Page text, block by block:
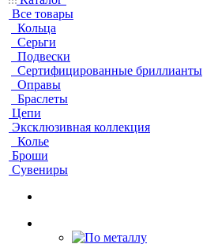
Все товары
Кольца
Серьги
Подвески
Сертифицированные бриллианты
Оправы
Браслеты
Цепи
Эксклюзивная коллекция
Колье
Броши
Сувениры